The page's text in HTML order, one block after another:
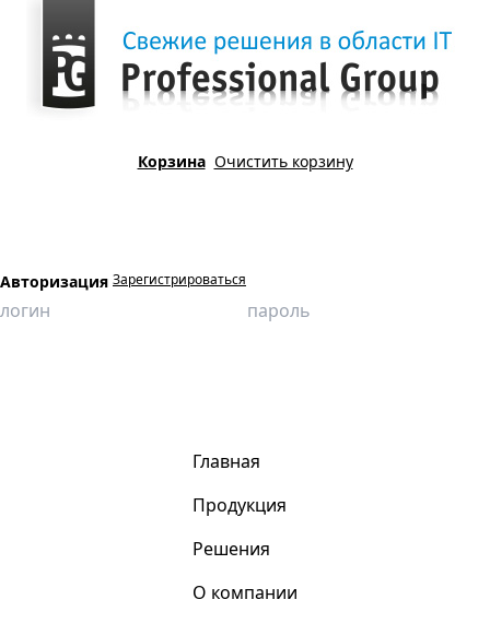
Корзина Очистить корзину
Авторизация Зарегистрироваться
Главная
Продукция
Решения
О компании